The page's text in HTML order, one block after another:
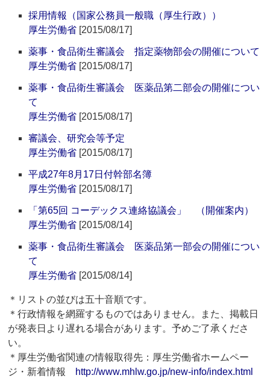
採用情報（国家公務員一般職（厚生行政））
厚生労働省 [2015/08/17]
薬事・食品衛生審議会 指定薬物部会の開催について
厚生労働省 [2015/08/17]
薬事・食品衛生審議会 医薬品第二部会の開催につい
て
厚生労働省 [2015/08/17]
審議会、研究会等予定
厚生労働省 [2015/08/17]
平成27年8月17日付幹部名簿
厚生労働省 [2015/08/17]
「第65回 コーデックス連絡協議会」 （開催案内）
厚生労働省 [2015/08/14]
薬事・食品衛生審議会 医薬品第一部会の開催につい
て
厚生労働省 [2015/08/14]
＊リストの並びは五十音順です。
＊行政情報を網羅するものではありません。また、掲載日
が発表日より遅れる場合があります。予めご了承くださ
い。
＊厚生労働省関連の情報取得先：厚生労働省ホームペー
ジ・新着情報 http://www.mhlw.go.jp/new-info/index.html